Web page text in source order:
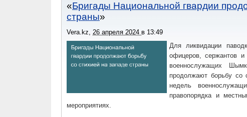
Бригады Национальной гвардии
страны
Vera.kz, 26 апреля 2024 в 13:49
Для ликвидации
офицеров, сержантов и
военнослужащих
продолжают борьбу со
недель
правопорядка и
мероприятиях.